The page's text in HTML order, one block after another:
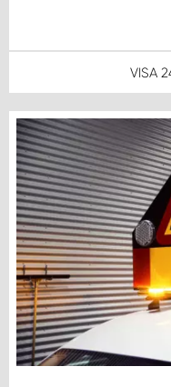
VISA